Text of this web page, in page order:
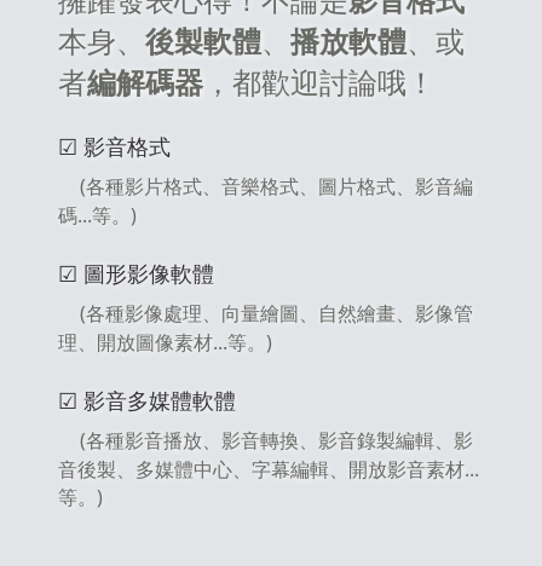
本身、 後製軟體、 播放軟體、或
者編解碼器 ，都歡迎討論哦！
☑ 影音格式
(各種影片格式、音樂格式、圖片格式、影音編
碼...等。)
☑ 圖形影像軟體
(各種影像處理、向量繪圖、自然繪畫、影像管
理、開放圖像素材...等。)
☑ 影音多媒體軟體
(各種影音播放、影音轉換、影音錄製編輯、影
音後製、多媒體中心、字幕編輯、開放影音素材...
等。)